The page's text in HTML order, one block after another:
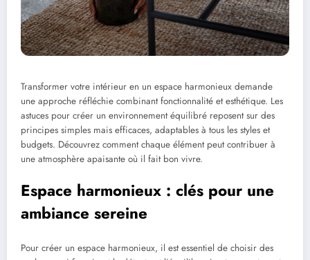
Transformer votre intérieur en un espace harmonieux demande
une approche réfléchie combinant fonctionnalité et esthétique. Les
astuces pour créer un environnement équilibré reposent sur des
principes simples mais efficaces, adaptables à tous les styles et
budgets. Découvrez comment chaque élément peut contribuer à
une atmosphère apaisante où il fait bon vivre.
Espace harmonieux : clés pour une
ambiance sereine
Pour créer un espace harmonieux, il est essentiel de choisir des